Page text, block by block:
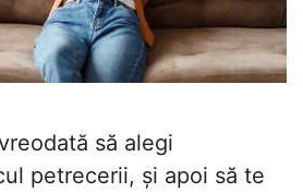
să alegi
petrecerii, și apoi să te